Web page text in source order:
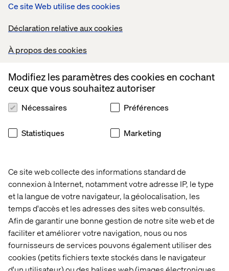
Ce site Web utilise des cookies
Déclaration relative aux cookies
À propos des cookies
Ce site web collecte des informations standard de
connexion à Internet, notamment votre adresse IP, le type
et la langue de votre navigateur, la géolocalisation, les
temps d'accès et les adresses des sites web consultés.
Afin de garantir une bonne gestion de notre site web et de
faciliter et améliorer votre navigation, nous ou nos
fournisseurs de services pouvons également utiliser des
cookies (petits fichiers texte stockés dans le navigateur
Modifiez les paramètres des cookies en cochant
ceux que vous souhaitez autoriser
Nécessaires Préférences
Statistiques Marketing
Télécharger
Il est temps pour les marques de ne plus dépendre de
données de sources tierces et de s'approprier les
main.*
Accueil
Nos bureaux
Collaborateurs